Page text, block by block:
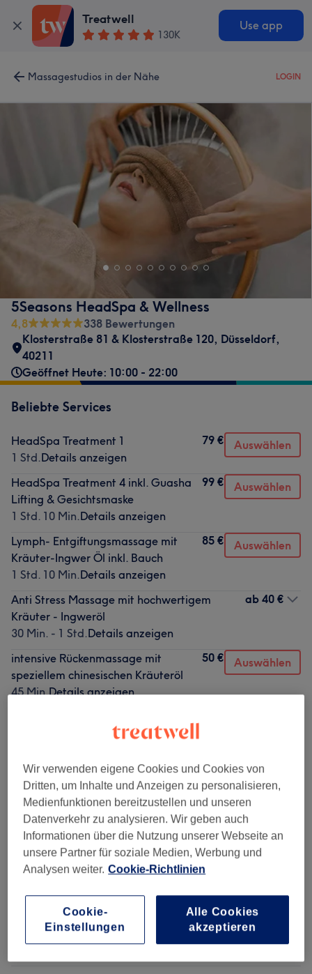
Treatwell
130K
Use app
Massagestudios in der Nähe LOGIN
5Seasons HeadSpa & Wellness
4,8
338 Bewertungen
Klosterstraße 81 & Klosterstraße 120, Düsseldorf,
40211
Geöffnet Heute: 10:00 - 22:00
Beliebte Services
HeadSpa Treatment 1
1 Std.Details anzeigen
79 € Auswählen
HeadSpa Treatment 4 inkl. Guasha
Lifting & Gesichtsmaske
1 Std. 10 Min.Details anzeigen
99 € Auswählen
Lymph- Entgiftungsmassage mit
Kräuter-Ingwer Öl inkl. Bauch
1 Std. 10 Min.Details anzeigen
85 € Auswählen
Anti Stress Massage mit hochwertigem
Kräuter - Ingweröl
30 Min. - 1 Std.Details anzeigen
ab 40 €
intensive Rückenmassage mit
speziellem chinesischen Kräuteröl
45 Min.Details anzeigen
50 € Auswählen
HeadSpa (5) ab 79 €
TCM (11) ab 40 €
Wellness (9) ab 39 €
Salonbewertungen
Wir verwenden eigene Cookies und Cookies von
Dritten, um Inhalte und Anzeigen zu personalisieren,
Medienfunktionen bereitzustellen und unseren
Datenverkehr zu analysieren. Wir geben auch
Informationen über die Nutzung unserer Webseite an
unsere Partner für soziale Medien, Werbung und
Analysen weiter. Cookie-Richtlinien
Cookie-
Einstellungen
Alle Cookies
akzeptieren